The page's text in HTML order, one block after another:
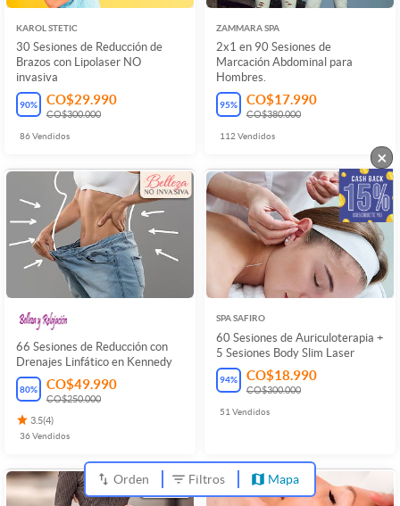
KAROL STETIC
30 Sesiones de Reducción de
Brazos con Lipolaser NO
invasiva
90% CO$29.990
CO$300.000
86Vendidos
ZAMMARA SPA
2x1 en 90 Sesiones de
Marcación Abdominal para
Hombres.
95% CO$17.990
CO$380.000
112 Vendidos
66 Sesiones de Reducción con
Drenajes Linfático en Kennedy
80% CO$49.990
CO$250.000
3.5(4)
36Vendidos
SPA SAFIRO
60 Sesiones de Auriculoterapia +
5 Sesiones Body Slim Laser
94% CO$18.990
CO$300.000
51 Vendidos
Orden Filtros Mapa
×